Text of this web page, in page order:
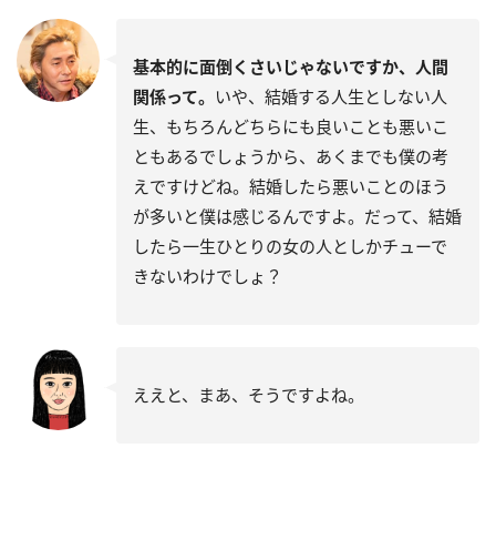
基本的に面倒くさいじゃないですか、人間
関係って。 いや、結婚する人生としない人
生、もちろんどちらにも良いことも悪いこ
ともあるでしょうから、あくまでも僕の考
えですけどね。結婚したら悪いことのほう
が多いと僕は感じるんですよ。だって、結婚
したら一生ひとりの女の人としかチューで
きないわけでしょ？
ええと、まあ、そうですよね。